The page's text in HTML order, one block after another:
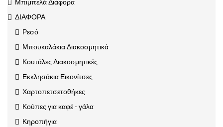
Μπιμπελά Διάφορα
ΔΙΑΦΟΡΑ
Ρεσό
Μπουκαλάκια Διακοσμητικά
Κουτάλες Διακοσμητικές
Εκκλησάκια Εικονίτσες
Χαρτοπετσετοθήκες
Κούπες για καφέ - γάλα
Κηροπήγια